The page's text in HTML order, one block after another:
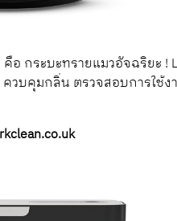
ระบะทรายแมวอัจฉริยะ !
บคุมกลิ่น ตรวจสอบการใช้ง